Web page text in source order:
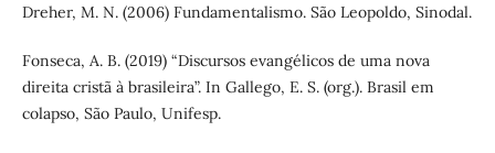
Dreher, M. N. (2006) Fundamentalismo. São Leopoldo, Sinodal.
Fonseca, A. B. (2019) “Discursos evangélicos de uma nova
direita cristã à brasileira”. In Gallego, E. S. (org.). Brasil em
colapso, São Paulo, Unifesp.